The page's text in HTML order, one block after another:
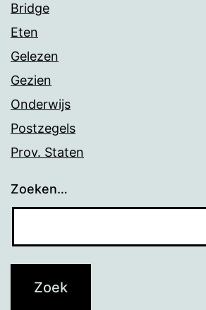
Bridge
Eten
Gelezen
Gezien
Onderwijs
Postzegels
Prov. Staten
Zoeken…